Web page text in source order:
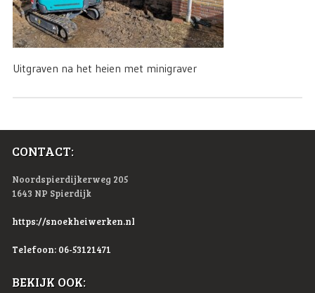
Uitgraven na het heien met minigraver
CONTACT:
Noordspierdijkerweg 205
1643 NP Spierdijk
https://snoekheiwerken.nl
Telefoon: 06-53121471
BEKIJK OOK: